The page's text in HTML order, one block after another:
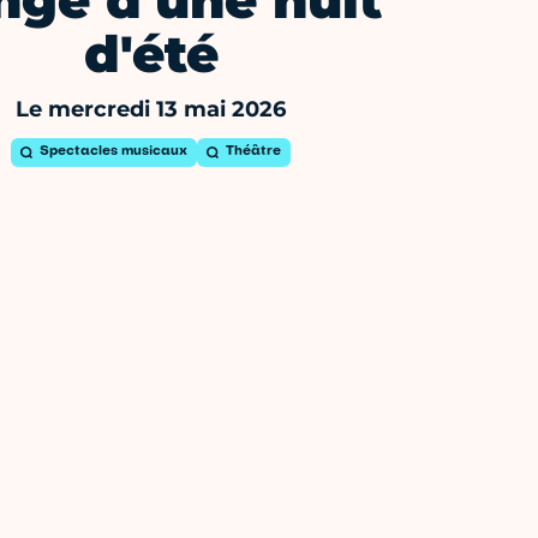
d'été
Le mercredi 13 mai 2026
Spectacles musicaux Théâtre